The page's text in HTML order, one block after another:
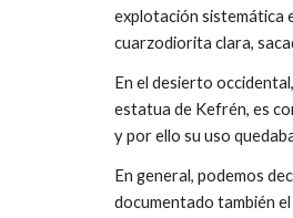
explotación sistemática
cuarzodiorita clara,
En el desierto
estatua de Kefrén, es
y por ello su uso
En general, podemos
documentado también